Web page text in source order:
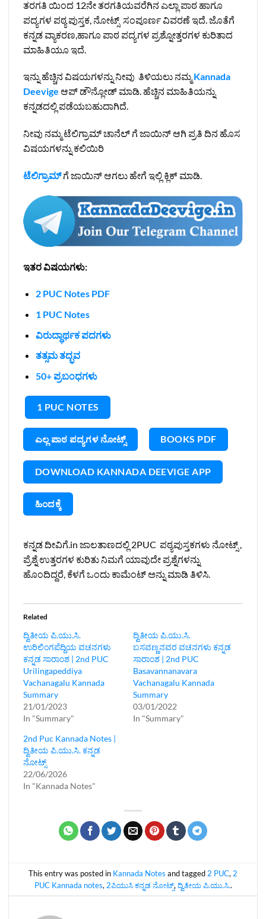
ತರಗತಿ ಯಿಂದ 12ನೇ ತರಗತಿಯವರೆಗಿನ ಎಲ್ಲಾ ಪಾಠ ಹಾಗೂ
ಪದ್ಯಗಳ ಪಠ್ಯ ಪುಸ್ತಕ, ನೋಟ್ಸ್ ಸಂಪೂರ್ಣ ವಿವರಣೆ ಇದೆ. ಜೊತೆಗೆ
ಕನ್ನಡ ವ್ಯಾಕರಣ,ಹಾಗೂ ಪಾಠ ಪದ್ಯಗಳ ಪ್ರಶ್ನೋತ್ತರಗಳ ಕುರಿತಾದ
ಮಾಹಿತಿಯೂ ಇದೆ.
ಇನ್ನು ಹೆಚ್ಚಿನ ವಿಷಯಗಳನ್ನು ನೀವು ತಿಳಿಯಲು ನಮ್ಮKannada
Deevige ಆಪ್ ಡೌನ್ಲೋಡ್ ಮಾಡಿ. ಹೆಚ್ಚಿನ ಮಾಹಿತಿಯನ್ನು
ಕನ್ನಡದಲ್ಲಿ ಪಡೆಯಬಹುದಾಗಿದೆ.
ನೀವು ನಮ್ಮ ಟೆಲಿಗ್ರಾಮ್ ಚಾನೆಲ್ ಗೆ ಜಾಯಿನ್ ಆಗಿ ಪ್ರತಿ ದಿನ ಹೊಸ
ವಿಷಯಗಳನ್ನು ಕಲಿಯಿರಿ
ಟೆಲಿಗ್ರಾಮ್ಗೆ ಜಾಯಿನ್ ಆಗಲು ಹೇಗೆ ಇಲ್ಲಿ ಕ್ಲಿಕ್ ಮಾಡಿ.
ಇತರ ವಿಷಯಗಳು:
2 PUC Notes PDF
1 PUC Notes
ವಿರುದ್ಧಾರ್ಥಕ ಪದಗಳು
ತತ್ಸಮ ತದ್ಭವ
50+ ಪ್ರಬಂಧಗಳು
1 PUC NOTES
ಎಲ್ಲ ಪಾಠ ಪದ್ಯಗಳ ನೋಟ್ಸ್ BOOKS PDF
DOWNLOAD KANNADA DEEVIGE APP
ಹಿಂದಕ್ಕೆ
ಕನ್ನಡ ದೀವಿಗೆ.in ಜಾಲತಾಣದಲ್ಲಿ 2PUC ಪಠ್ಯಪುಸ್ತಕಗಳು ನೋಟ್ಸ್ ,
ಪ್ರೆಶ್ನೆ ಉತ್ತರಗಳ ಕುರಿತು ನಿಮಗೆ ಯಾವುದೇ ಪ್ರಶ್ನೆಗಳನ್ನು
ಹೊಂದಿದ್ದರೆ, ಕೆಳಗೆ ಒಂದು ಕಾಮೆಂಟ್ ಅನ್ನು ಮಾಡಿ ತಿಳಿಸಿ.
Related
ದ್ವಿತೀಯ ಪಿ.ಯು.ಸಿ.
ಉರಿಲಿಂಗಪೆದ್ದಿಯ ವಚನಗಳು
ಕನ್ನಡ ಸಾರಾಂಶ | 2nd PUC
Urilingapeddiya
Vachanagalu Kannada
Summary
21/01/2023
In "Summary"
ದ್ವಿತೀಯ ಪಿ.ಯು.ಸಿ.
ಬಸವಣ್ಣನವರ ವಚನಗಳು ಕನ್ನಡ
ಸಾರಾಂಶ | 2nd PUC
Basavannanavara
Vachanagalu Kannada
Summary
03/01/2022
In "Summary"
2nd Puc Kannada Notes |
ದ್ವಿತೀಯ ಪಿ.ಯು.ಸಿ. ಕನ್ನಡ
ನೋಟ್ಸ್
22/06/2026
In "Kannada Notes"
This entry was posted in Kannada Notes and tagged 2 PUC, 2
PUC Kannada notes, 2ಪಿಯುಸಿ ಕನ್ನಡ ನೋಟ್ಸ್‌, ದ್ವಿತೀಯ ಪಿ.ಯು.ಸಿ..